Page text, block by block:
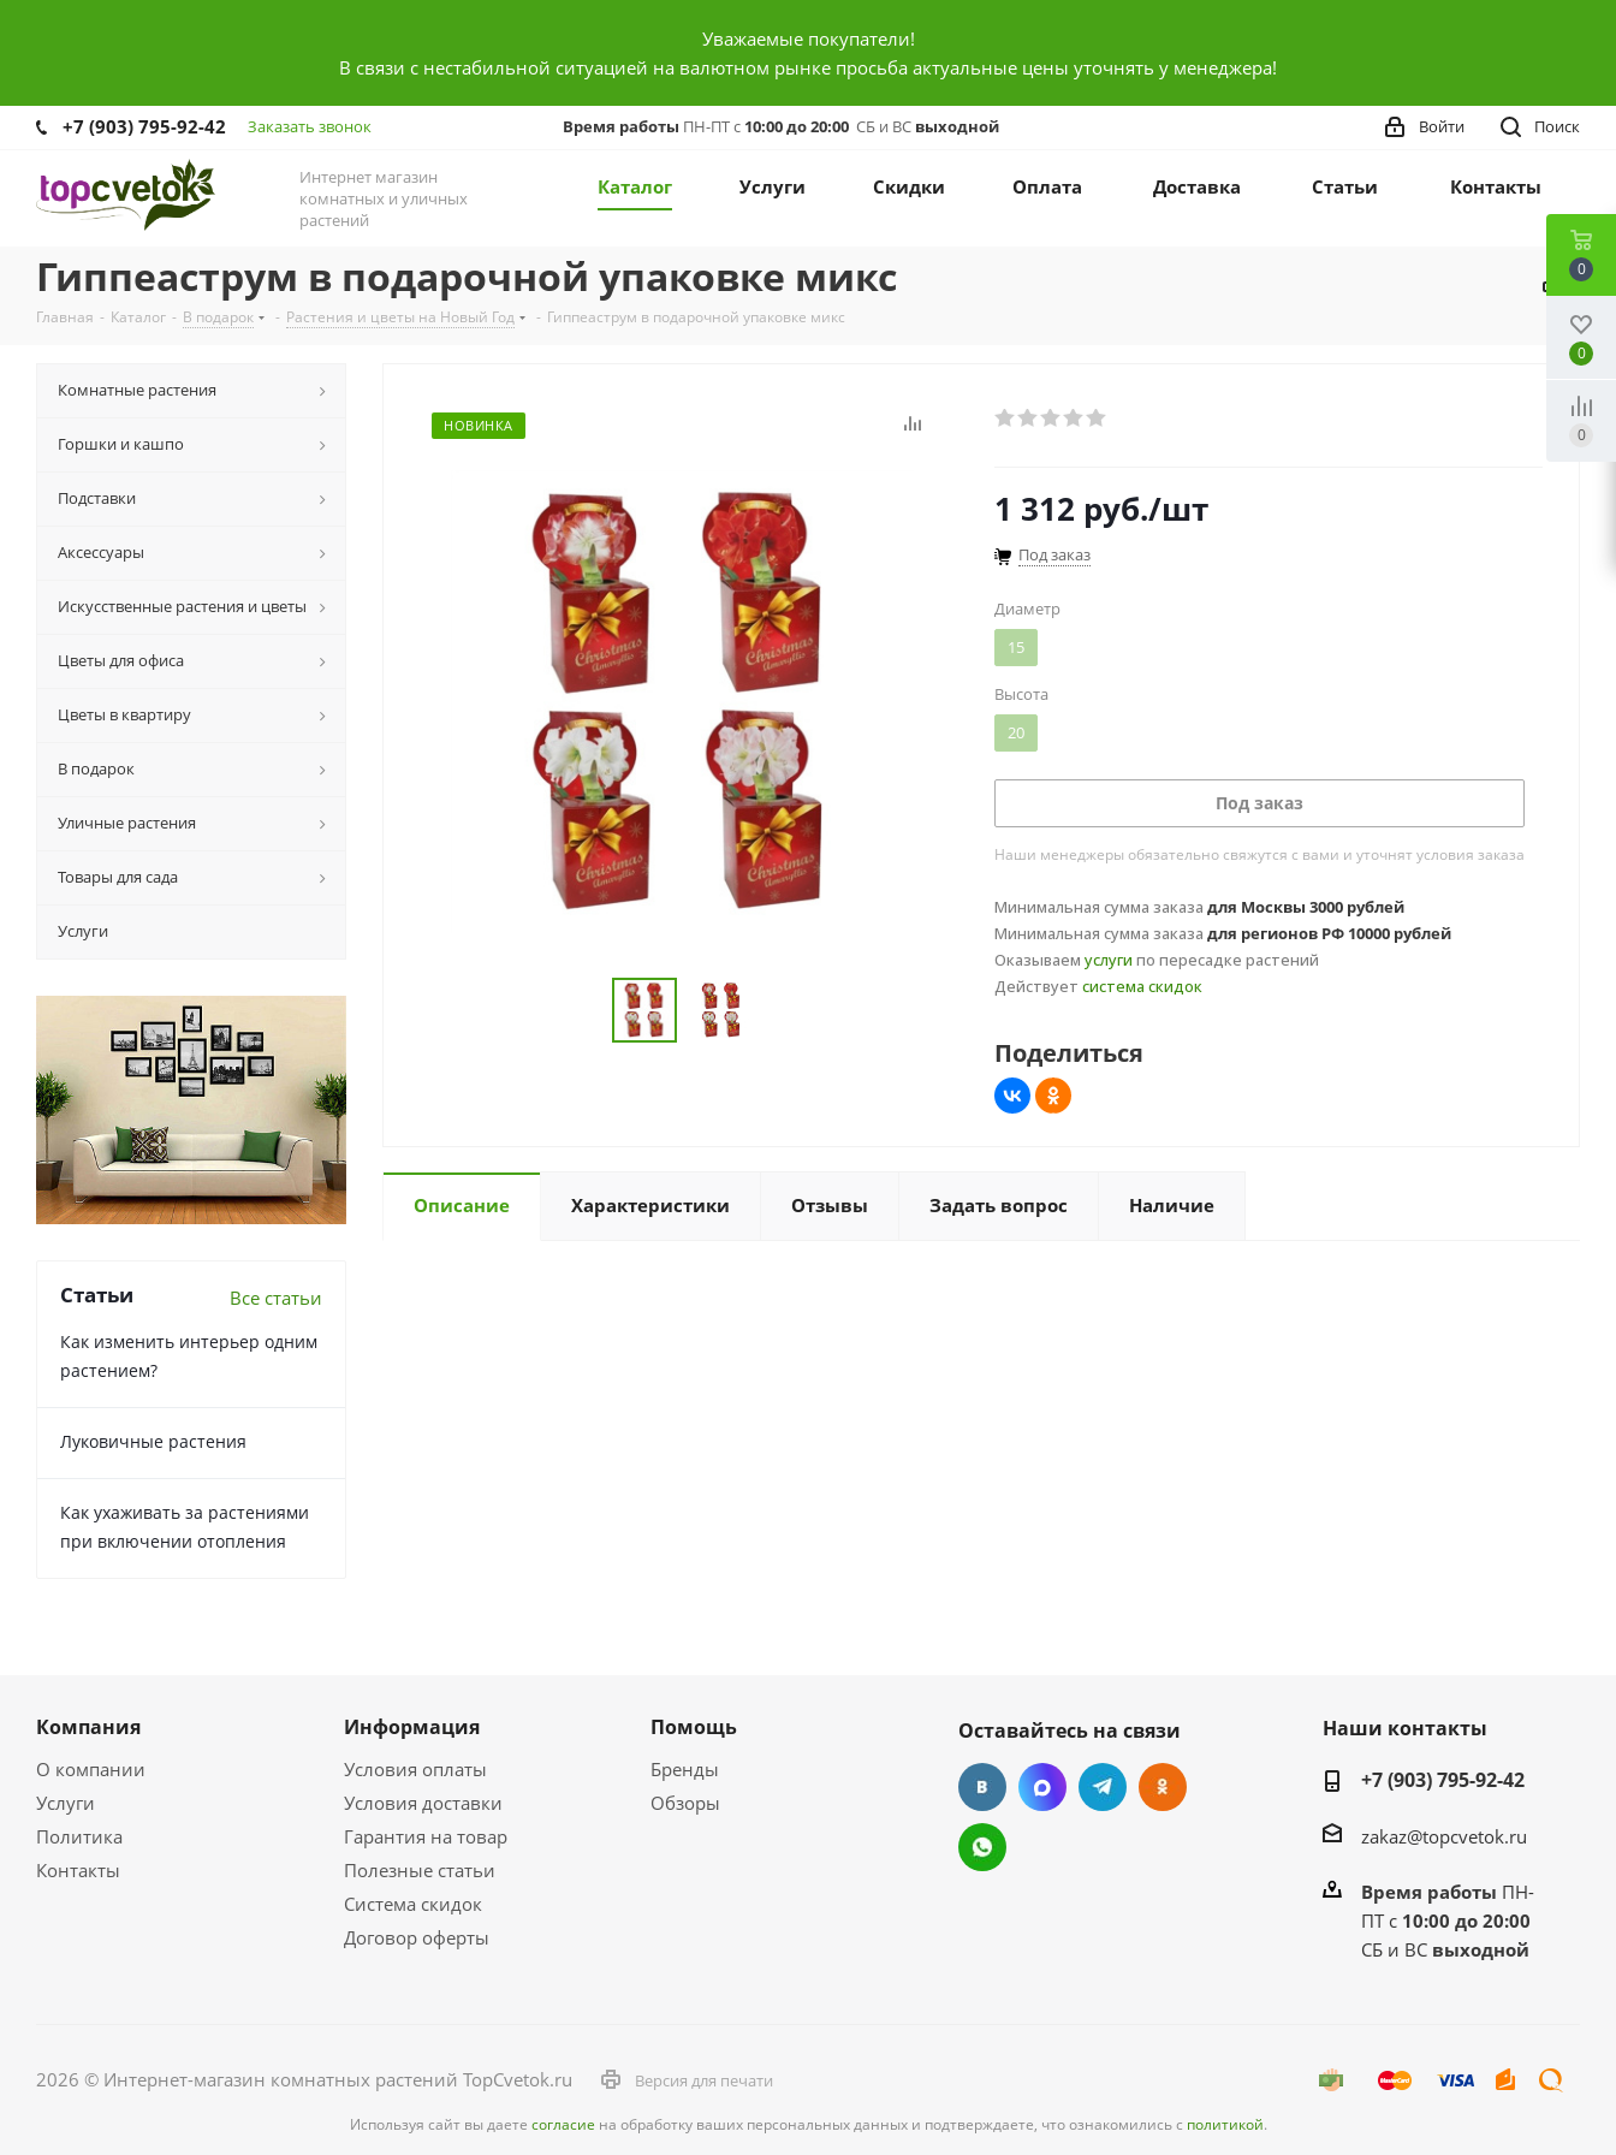
Уважаемые покупатели!
В связи с нестабильной ситуацией на валютном рынке просьба актуальные цены уточнять у менеджера!
+7 (903) 795-92-42 Заказать звонок Время работы ПН-ПТ с 10:00 до 20:00 СБ и ВС выходной Поиск
Войти
Интернет магазин
комнатных и уличных
растений
Каталог Услуги Скидки Оплата Доставка Статьи Контакты
Гиппеаструм в подарочной упаковке микс
Главная - Каталог - В подарок - Растения и цветы на Новый Год - Гиппеаструм в подарочной упаковке микс
НОВИНКА
1 312 руб./шт
Под заказ
Диаметр
15
Высота
20
Под заказ
Наши менеджеры обязательно свяжутся с вами и уточнят условия заказа
Минимальная сумма заказа для Москвы 3000 рублей
Минимальная сумма заказа для регионов РФ 10000 рублей
Оказываем услуги по пересадке растений
Действует система скидок
Поделиться
Описание Характеристики Отзывы Задать вопрос Наличие
Комнатные растения
Горшки и кашпо
Подставки
Аксессуары
Искусственные растения и цветы
Цветы для офиса
Цветы в квартиру
В подарок
Уличные растения
Товары для сада
Услуги
Статьи Все статьи
Как изменить интерьер одним
растением?
Луковичные растения
Как ухаживать за растениями
при включении отопления
Компания
О компании
Услуги
Политика
Контакты
Информация
Условия оплаты
Условия доставки
Гарантия на товар
Полезные статьи
Система скидок
Договор оферты
Помощь
Бренды
Обзоры
Оставайтесь на связи
Наши контакты
+7 (903) 795-92-42
zakaz@topcvetok.ru
Время работы ПН-
ПТ с 10:00 до 20:00
СБ и ВС выходной
2026 © Интернет-магазин комнатных растений TopCvetok.ru Версия для печати
Используя сайт вы даете согласие на обработку ваших персональных данных и подтверждаете, что ознакомились с политикой.
0
0
0